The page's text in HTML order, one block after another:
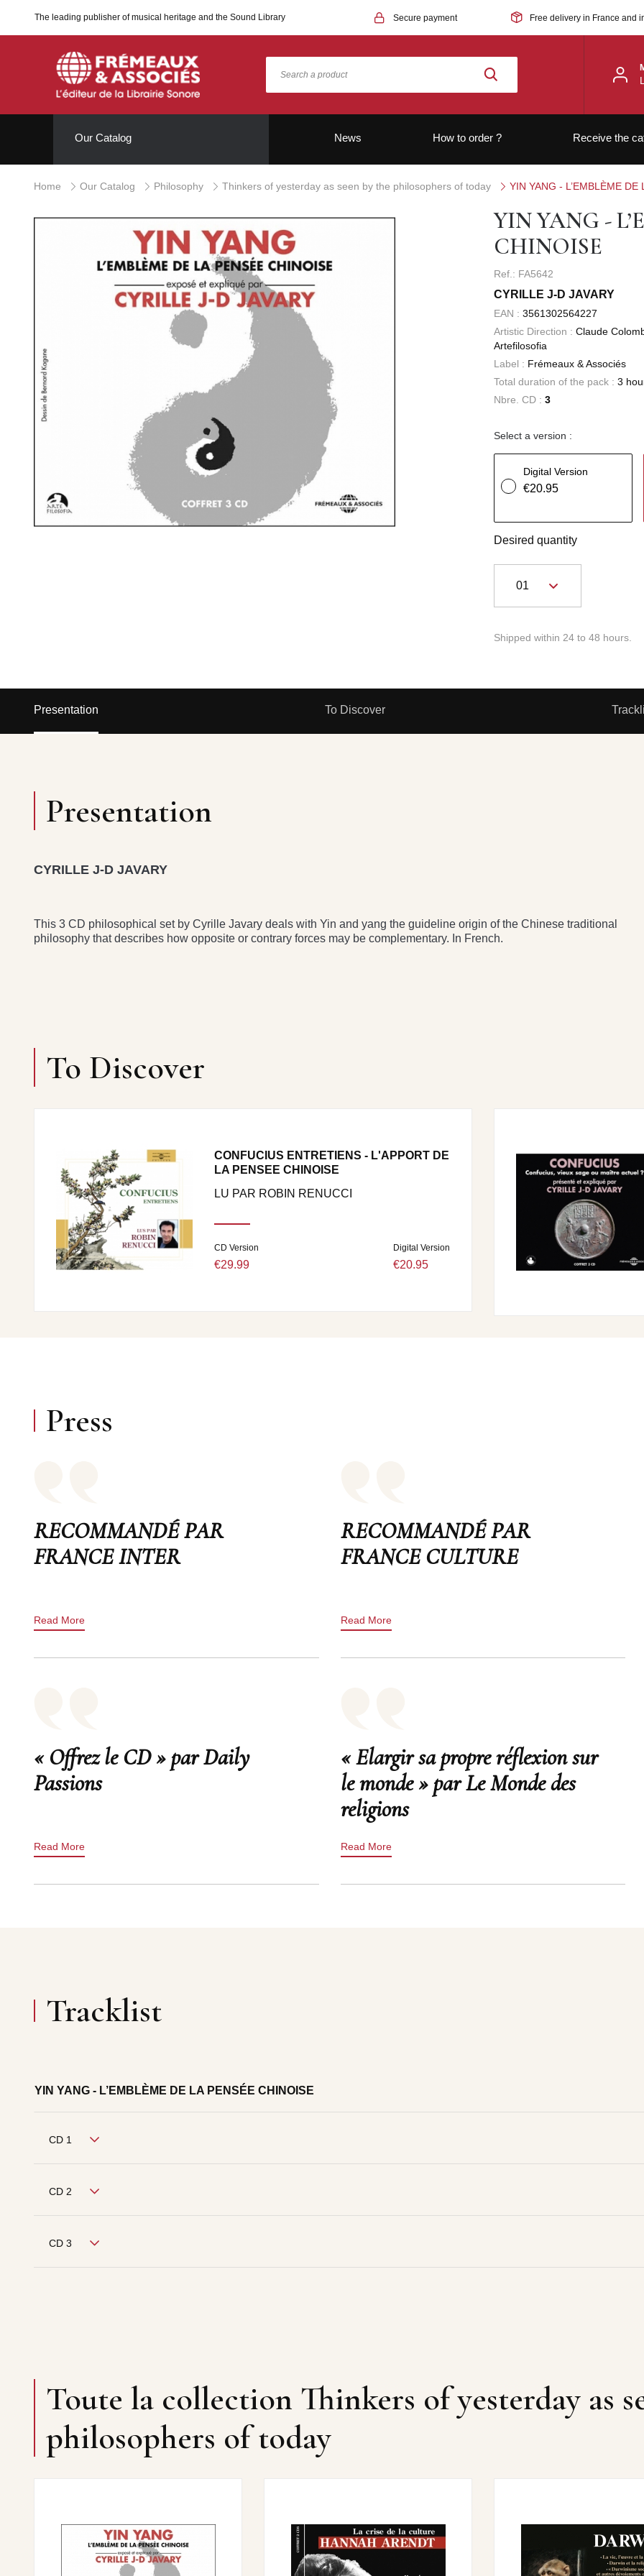
The leading publisher of musical heritage and the Sound Library Secure payment Free delivery in France and
Our Catalog News How to order ? Receive the
Home Our Catalog Philosophy Thinkers of yesterday as seen by the philosophers of today YIN YANG - L’EMBLÈME DE
YIN YANG -
CHINOISE
Ref.: FA5642
CYRILLE J-D JAVARY
EAN : 3561302564227
Artistic Direction : Claude
Artefilosofia
Label : Frémeaux & Associés
Total duration of the pack : 3
Nbre. CD : 3
Select a version :
Digital Version
€20.95
Desired quantity
Shipped within 24 to 48 hours.
Presentation To Discover
Presentation
CYRILLE J-D JAVARY
This 3 CD philosophical set by Cyrille Javary deals with Yin and yang the guideline origin of the Chinese traditional
philosophy that describes how opposite or contrary forces may be complementary. In French.
To Discover
CONFUCIUS ENTRETIENS - L'APPORT DE
LA PENSEE CHINOISE
LU PAR ROBIN RENUCCI
CD Version
€29.99
Digital Version
€20.95
Press
RECOMMANDÉ PAR
FRANCE INTER
Read More
RECOMMANDÉ PAR
FRANCE CULTURE
Read More
« Offrez le CD » par Daily
Passions
Read More
« Elargir sa propre réflexion sur
le monde » par Le Monde des
religions
Read More
Tracklist
YIN YANG - L’EMBLÈME DE LA PENSÉE CHINOISE
CD 1
CD 2
CD 3
Toute la collection Thinkers of yesterday as
philosophers of today